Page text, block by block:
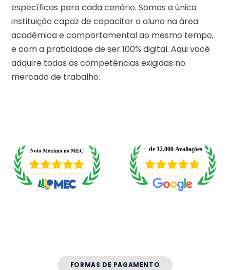
específicas para cada cenário. Somos a única
instituição capaz de capacitar o aluno na área
acadêmica e comportamental ao mesmo tempo,
e com a praticidade de ser 100% digital. Aqui você
adquire todas as competências exigidas no
mercado de trabalho.
FORMAS DE PAGAMENTO